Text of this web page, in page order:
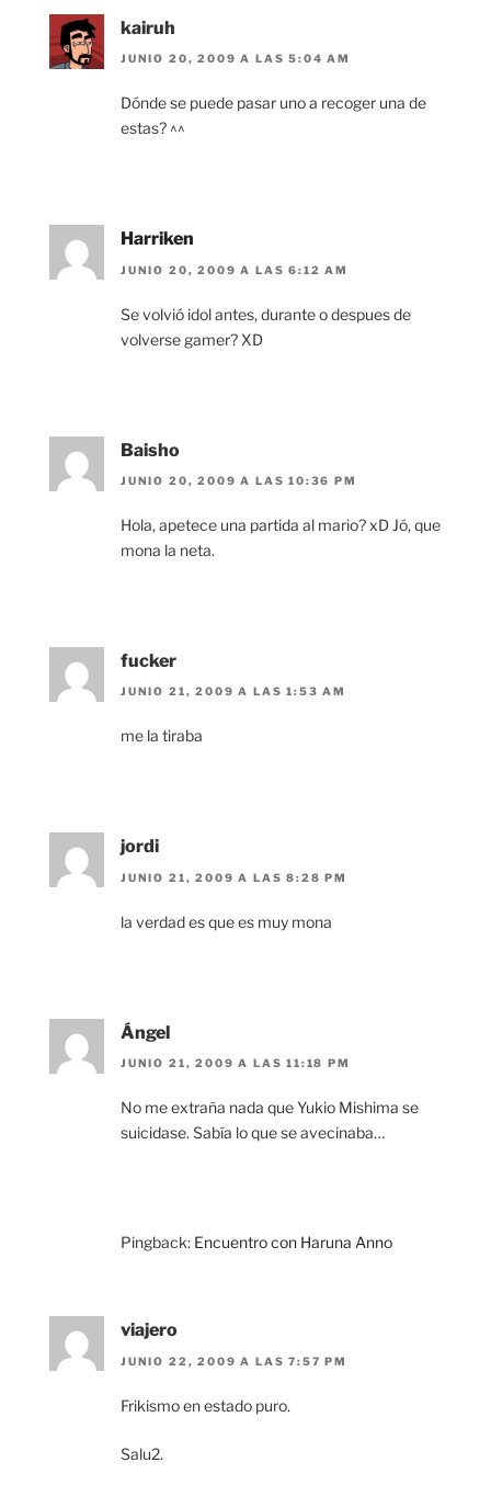
kairuh
JUNIO 20, 2009 A LAS 5:04 AM
Dónde se puede pasar uno a recoger una de
estas? ^^
Harriken
JUNIO 20, 2009 A LAS 6:12 AM
Se volvió idol antes, durante o despues de
volverse gamer? XD
Baisho
JUNIO 20, 2009 A LAS 10:36 PM
Hola, apetece una partida al mario? xD Jó, que
mona la neta.
fucker
JUNIO 21, 2009 A LAS 1:53 AM
me la tiraba
jordi
JUNIO 21, 2009 A LAS 8:28 PM
la verdad es que es muy mona
Ángel
JUNIO 21, 2009 A LAS 11:18 PM
No me extraña nada que Yukio Mishima se
suicidase. Sabía lo que se avecinaba…
Pingback: Encuentro con Haruna Anno
viajero
JUNIO 22, 2009 A LAS 7:57 PM
Frikismo en estado puro.
Salu2.